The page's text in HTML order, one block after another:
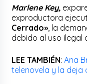
Marlene Key,
exproductora
Cerrado» , la
debido al uso ilegal
LEE TAMBIÉN:Ana
telenovela y la deja